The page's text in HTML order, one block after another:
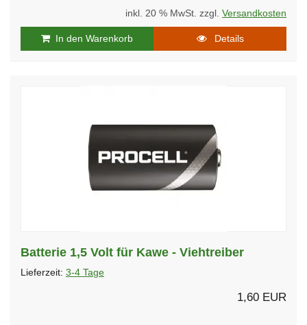
inkl. 20 % MwSt. zzgl. Versandkosten
In den Warenkorb Details
Batterie 1,5 Volt für Kawe - Viehtreiber
Lieferzeit: 3-4 Tage
1,60 EUR